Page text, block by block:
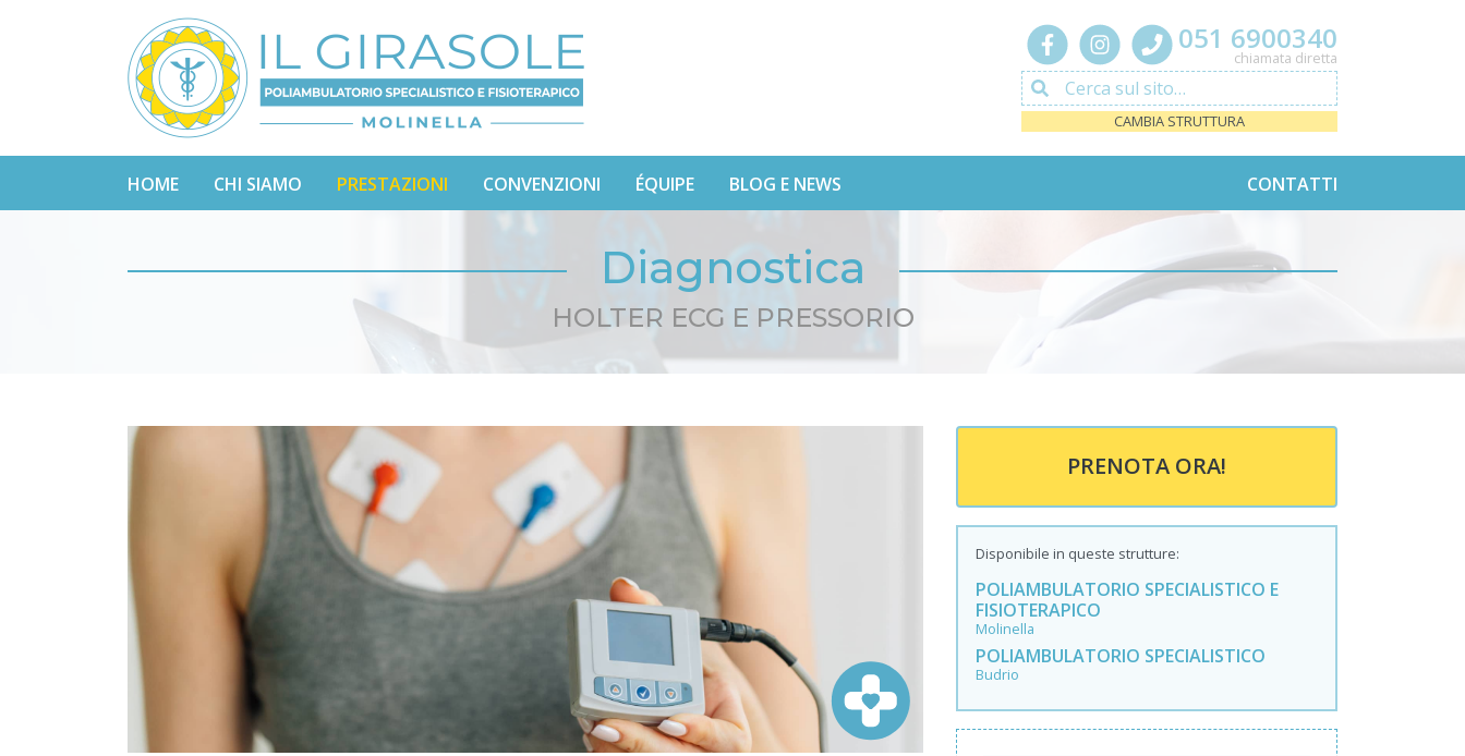
051 6900340
chiamata diretta
Cerca sul sito…
CAMBIA STRUTTURA
HOME CHI SIAMO PRESTAZIONI CONVENZIONI ÉQUIPE BLOG E NEWS CONTATTI
Diagnostica
HOLTER ECG E PRESSORIO
PRENOTA ORA!
Disponibile in queste strutture:
POLIAMBULATORIO SPECIALISTICO E
FISIOTERAPICO
Molinella
POLIAMBULATORIO SPECIALISTICO
Budrio